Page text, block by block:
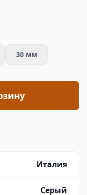
30 мм
Италия
Серый